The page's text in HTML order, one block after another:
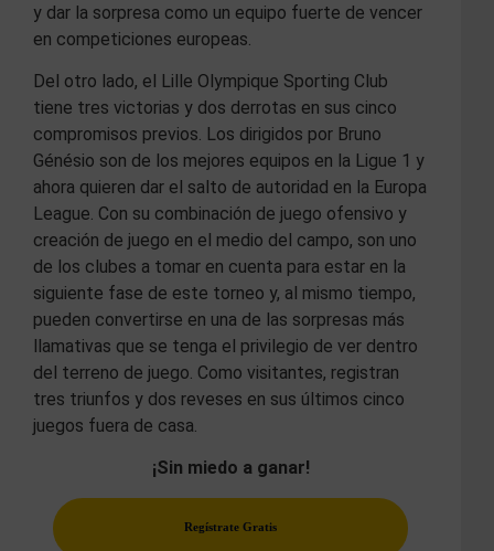
y dar la sorpresa como un equipo fuerte de vencer
en competiciones europeas.
Del otro lado, el Lille Olympique Sporting Club
tiene tres victorias y dos derrotas en sus cinco
compromisos previos. Los dirigidos por Bruno
Génésio son de los mejores equipos en la Ligue 1 y
ahora quieren dar el salto de autoridad en la Europa
League. Con su combinación de juego ofensivo y
creación de juego en el medio del campo, son uno
de los clubes a tomar en cuenta para estar en la
siguiente fase de este torneo y, al mismo tiempo,
pueden convertirse en una de las sorpresas más
llamativas que se tenga el privilegio de ver dentro
del terreno de juego. Como visitantes, registran
tres triunfos y dos reveses en sus últimos cinco
juegos fuera de casa.
¡Sin miedo a ganar!
Regístrate Gratis